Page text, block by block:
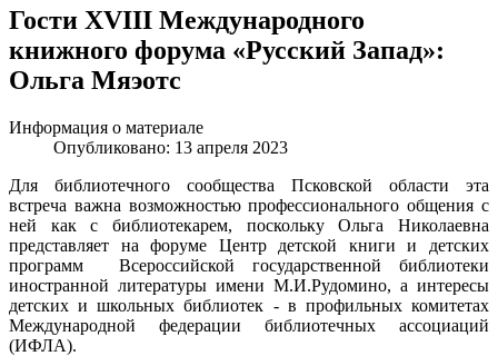
Гости XVIII Международного
книжного форума «Русский Запад»:
Ольга Мяэотс
Информация о материале
Опубликовано: 13 апреля 2023
Для библиотечного сообщества Псковской области эта
встреча важна возможностью профессионального общения с
ней как с библиотекарем, поскольку Ольга Николаевна
представляет на форуме Центр детской книги и детских
программ Всероссийской государственной библиотеки
иностранной литературы имени М.И.Рудомино, а интересы
детских и школьных библиотек - в профильных комитетах
Международной федерации библиотечных ассоциаций
(ИФЛА).